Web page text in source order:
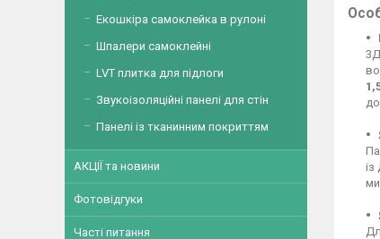
Екошкіра самоклейка в рулоні
Шпалери самоклейні
LVT плитка для підлоги
Звукоізоляційні панелі для стін
Панелі із тканинним покриттям
АКЦІЇ та новини
Фотовідгуки
Часті питання